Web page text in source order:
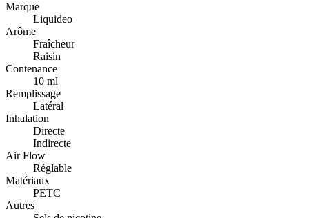
Marque
Liquideo
Arôme
Fraîcheur
Raisin
Contenance
10 ml
Remplissage
Latéral
Inhalation
Directe
Indirecte
Air Flow
Réglable
Matériaux
PETC
Autres